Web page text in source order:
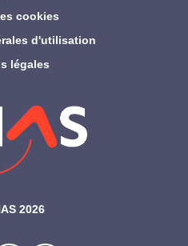
2026
cookies
d'utilisation
légales